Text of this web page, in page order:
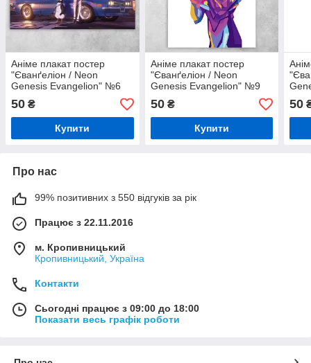
Аніме плакат постер
"Єванґеліон / Neon
Genesis Evangelion" №6
50 ₴
Купити
Аніме плакат постер
"Єванґеліон / Neon
Genesis Evangelion" №9
50₴
Купити
50
Про нас
99% позитивних з 550 відгуків за рік
Працює з 22.11.2016
м. Кропивницький
Кропивницький, Україна
Контакти
Сьогодні працює з 09:00 до 18:00
Показати весь графік роботи